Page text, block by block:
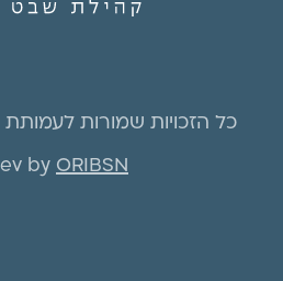
כל הזכויות שמורות לעמותת
by ORIBSN